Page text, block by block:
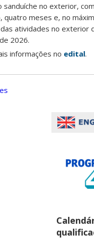
sanduíche no exterior,
quatro meses e, no
atividades no exterior
2026.
informações no edital.